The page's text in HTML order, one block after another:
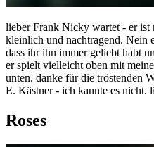
lieber Frank Nicky wartet - er ist
kleinlich und nachtragend. Nein
dass ihr ihn immer geliebt habt
er spielt vielleicht oben mit
unten. danke für die tröstenden
E. Kästner - ich kannte es nicht.
Roses